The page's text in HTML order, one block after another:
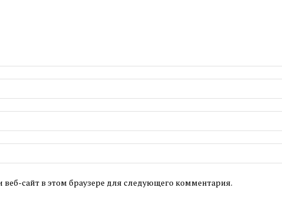
сайт в этом браузере для следующего комментария.